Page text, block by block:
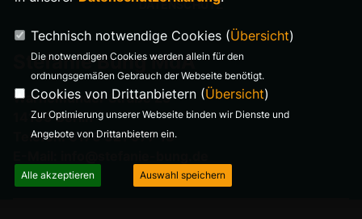
DATENSCHUTZ
Stefanie Bung MdA
Warnemünder Straße 29
14199 Berlin
Telefon: 0176 321 977 18
Technisch notwendige Cookies (Übersicht)
Die notwendigen Cookies werden allein für den
ordnungsgemäßen Gebrauch der Webseite benötigt.
Cookies von Drittanbietern (Übersicht)
Zur Optimierung unserer Webseite binden wir Dienste und
Angebote von Drittanbietern ein.
Alle akzeptieren Auswahl speichern